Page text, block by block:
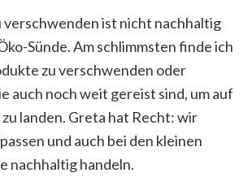
verschwenden ist nicht nachhaltig
Sünde. Am schlimmsten finde ich
zu verschwenden oder
auch noch weit gereist sind, um auf
landen. Greta hat Recht: wir
und auch bei den kleinen
nachhaltig handeln.